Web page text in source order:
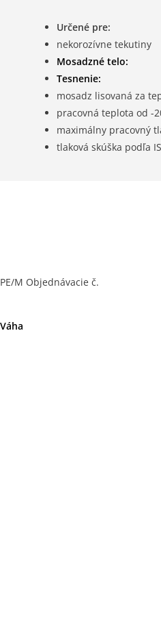
Určené pre:
nekorozívne tekutiny
Mosadzné telo:
Tesnenie:
mosadz lisovaná za
pracovná teplota od -
maximálny pracovný
tlaková skúška podľa
M Objednávacie č.
Váha